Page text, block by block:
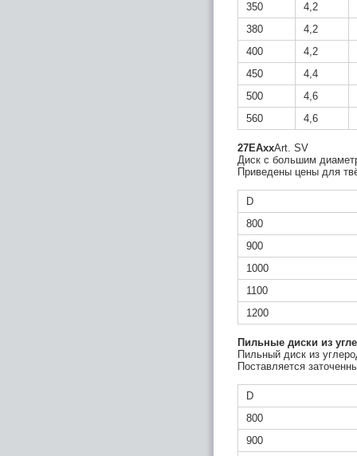
350
4,2
380
4,2
400
4,2
450
4,4
500
4,6
560
4,6
27EAxxArt. SV
Диск с большим
Приведены цены для
D
800
900
1000
1100
1200
Пильные диски из
Пильный диск из
Поставляется
D
800
900